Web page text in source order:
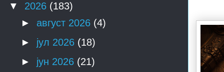
▼ 2026 (183)
► август 2026 (4)
► јул 2026 (18)
► јун 2026 (21)